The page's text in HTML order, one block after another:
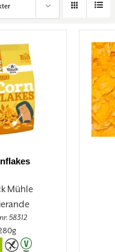
Mühle
58312